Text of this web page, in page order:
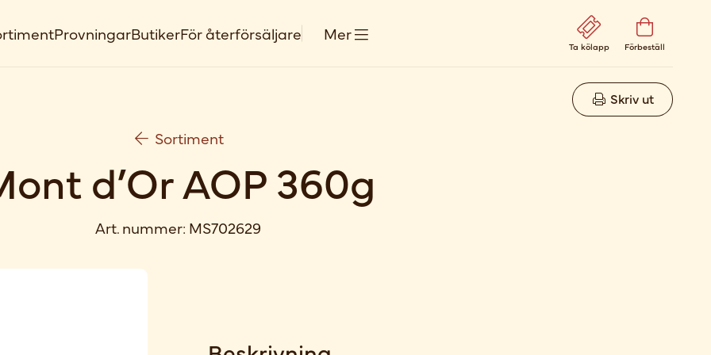
ProvningarButikerFör återförsäljare Mer
Ta kölapp Förbeställ
Skriv ut
Sortiment
d’Or AOP 360g
Art. nummer: MS702629